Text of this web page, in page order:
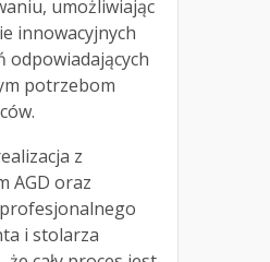
umożliwiając
innowacyjnych
odpowiadających
potrzebom
z
AGD oraz
i stolarza